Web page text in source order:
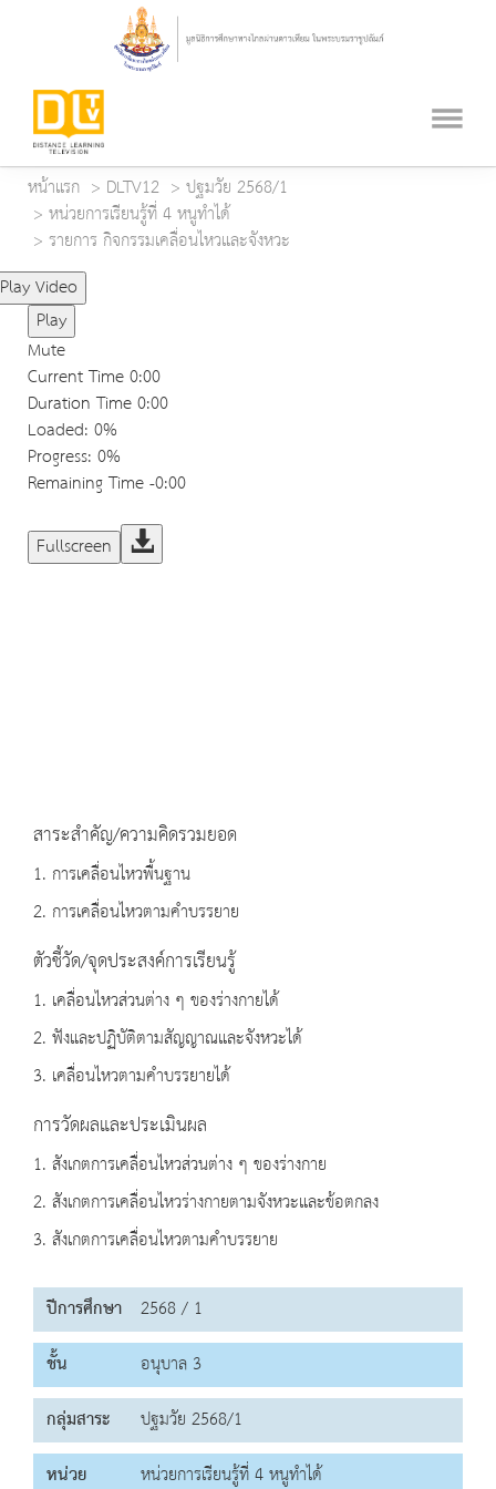
หน้าแรก DLTV12
ปฐมวัย 2568/1
หน่วยการเรียนรู้ที่ 4 หนูทำได้
รายการ กิจกรรมเคลื่อนไหวและจังหวะ
Play Video
Play
Mute
Current Time0:00
Duration Time0:00
Loaded: 0%
Progress: 0%
Remaining Time-0:00
Fullscreen
สาระสำคัญ/ความคิดรวมยอด
1. การเคลื่อนไหวพื้นฐาน
2. การเคลื่อนไหวตามคำบรรยาย
ตัวชี้วัด/จุดประสงค์การเรียนรู้
1. เคลื่อนไหวส่วนต่าง ๆ ของร่างกายได้
2. ฟังและปฏิบัติตามสัญญาณและจังหวะได้
3. เคลื่อนไหวตามคำบรรยายได้
การวัดผลและประเมินผล
1. สังเกตการเคลื่อนไหวส่วนต่าง ๆ ของร่างกาย
2. สังเกตการเคลื่อนไหวร่างกายตามจังหวะและข้อตกลง
3. สังเกตการเคลื่อนไหวตามคำบรรยาย
ปีการศึกษา 2568 / 1
ชั้น
อนุบาล 3
กลุ่มสาระ
ปฐมวัย 2568/1
หน่วย
หน่วยการเรียนรู้ที่ 4 หนูทำได้